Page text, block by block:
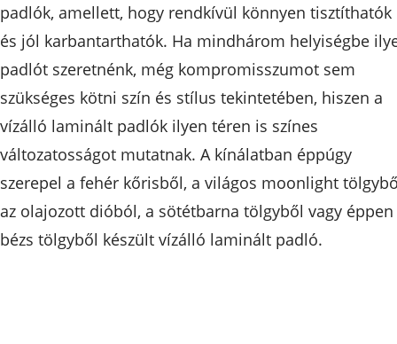
padlók, amellett, hogy rendkívül könnyen tisztíthatók
és jól karbantarthatók. Ha mindhárom helyiségbe
padlót szeretnénk, még kompromisszumot sem
szükséges kötni szín és stílus tekintetében, hiszen a
vízálló laminált padlók ilyen téren is színes
változatosságot mutatnak. A kínálatban éppúgy
szerepel a fehér kőrisből, a világos moonlight
az olajozott dióból, a sötétbarna tölgyből vagy éppen
bézs tölgyből készült vízálló laminált padló.